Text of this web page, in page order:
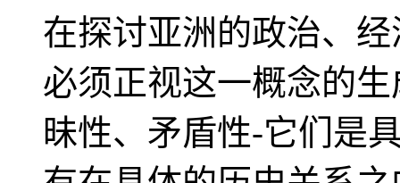
在探讨亚洲的政治、
必须正视这一概念的
昧性、矛盾性-它们是